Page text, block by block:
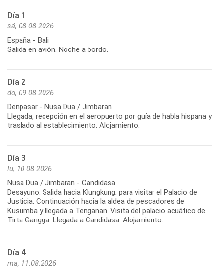
Día 1
sá, 08.08.2026
España - Bali
Salida en avión. Noche a bordo.
Día 2
do, 09.08.2026
Denpasar - Nusa Dua / Jimbaran
Llegada, recepción en el aeropuerto por guía de habla hispana y
traslado al establecimiento. Alojamiento.
Día 3
lu, 10.08.2026
Nusa Dua / Jimbaran - Candidasa
Desayuno. Salida hacia Klungkung, para visitar el Palacio de
Justicia. Continuación hacia la aldea de pescadores de
Kusumba y llegada a Tenganan. Visita del palacio acuático de
Tirta Gangga. Llegada a Candidasa. Alojamiento.
Día 4
ma, 11.08.2026